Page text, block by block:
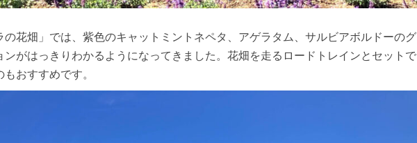
の花畑」では、紫色のキャットミントネペタ、アゲラタム、サルビアボルドーのグ
ンがはっきりわかるようになってきました。花畑を走るロードトレインとセットで
おすすめです。